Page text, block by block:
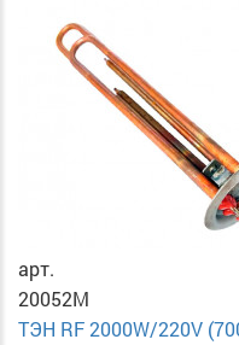
арт.
20052M
ТЭН RF 2000W/220V